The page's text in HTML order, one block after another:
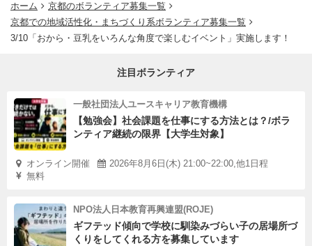
ホーム
京都のボランティア募集一覧
京都での地域活性化・まちづくり系ボランティア募集一覧
3/10「おから・豆乳をいろんな角度で楽しむイベント」実施します！
注目ボランティア
一般社団法人ユースキャリア教育機構
【勉強会】社会課題を仕事にする方法とは？/ボラ
ンティア継続の限界【大学生対象】
オンライン開催
2026年8月6日(木) 21:00~22:00,他1日程
無料
NPO法人日本教育再興連盟(ROJE)
ギフテッド傾向で学校に馴染みづらい子の居場所づ
くりをしてくれる方を募集しています